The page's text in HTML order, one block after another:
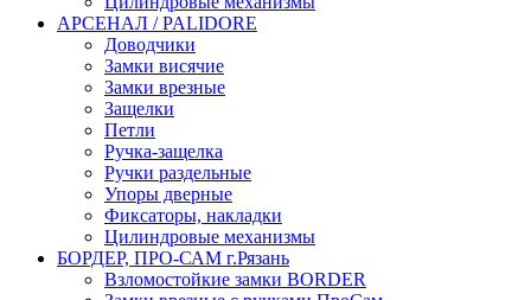
АРСЕНАЛ / PALIDORE
Доводчики
Замки висячие
Замки врезные
Защелки
Петли
Ручка-защелка
Ручки раздельные
Упоры дверные
Фиксаторы, накладки
Цилиндровые механизмы
БОРДЕР, ПРО-САМ г.Рязань
Взломостойкие замки BORDER